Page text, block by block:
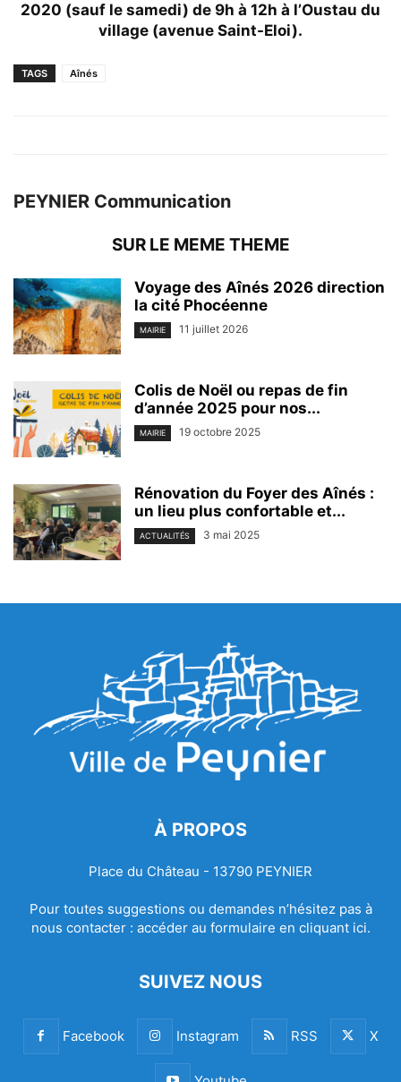
2020 (sauf le samedi) de 9h à 12h à l’Oustau du
village (avenue Saint-Eloi).
TAGS Aînés
PEYNIER Communication
SUR LE MEME THEME
Voyage des Aînés 2026 direction
la cité Phocéenne
MAIRIE 11 juillet 2026
Colis de Noël ou repas de fin
d’année 2025 pour nos...
MAIRIE 19 octobre 2025
Rénovation du Foyer des Aînés :
un lieu plus confortable et...
ACTUALITÉS 3 mai 2025
À PROPOS
Place du Château - 13790 PEYNIER
Pour toutes suggestions ou demandes n’hésitez pas à
nous contacter : accéder au formulaire en cliquant ici.
SUIVEZ NOUS
Facebook Instagram RSS X